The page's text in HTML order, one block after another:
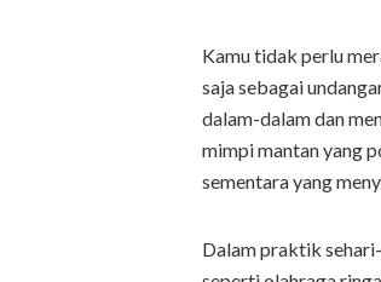
Kamu tidak perlu
saja sebagai
dalam-dalam dan
mimpi mantan yang
sementara yang
Dalam praktik